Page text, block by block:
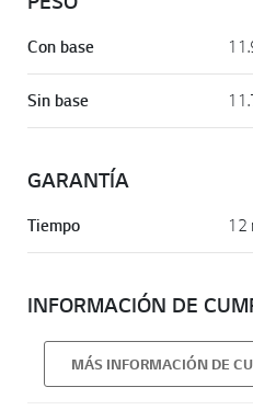
Con base
Sin base
GARANTÍA
Tiempo 12
INFORMACIÓN DE
MÁS INFORMACIÓN DE